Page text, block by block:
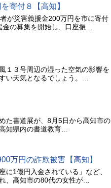
寄付８【高知】
が災害義援金200万円を市に寄付
の募集を開始し、口座振…
１３号周辺の湿った空気の影響を
い天気となるでしょう。…
た書道展が、8月5日から高知市の
知県内の書道教育…
万円の詐欺被害【高知】
に1億円入金されている」など、
、高知市の80代の女性が…